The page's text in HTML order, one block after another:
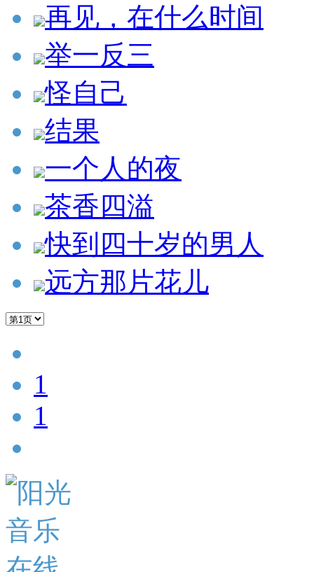
再见，在什么时间
举一反三
怪自己
结果
一个人的夜
茶香四溢
快到四十岁的男人
远方那片花儿
1
1